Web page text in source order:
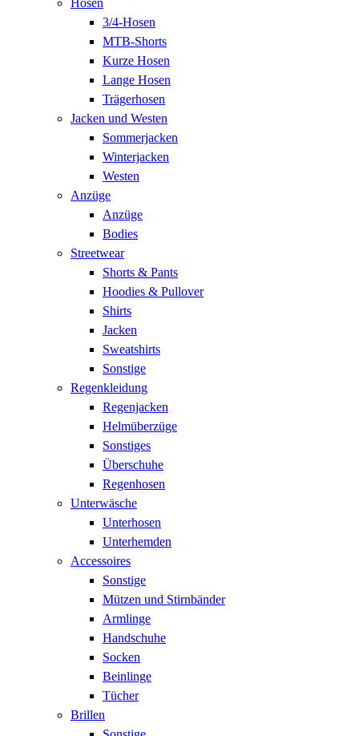
3/4-Hosen
MTB-Shorts
Kurze Hosen
Lange Hosen
Trägerhosen
Jacken und Westen
Sommerjacken
Winterjacken
Westen
Anzüge
Anzüge
Bodies
Streetwear
Shorts & Pants
Hoodies & Pullover
Shirts
Jacken
Sweatshirts
Sonstige
Regenkleidung
Regenjacken
Helmüberzüge
Sonstiges
Überschuhe
Regenhosen
Unterwäsche
Unterhosen
Unterhemden
Accessoires
Sonstige
Mützen und Stirnbänder
Armlinge
Handschuhe
Socken
Beinlinge
Tücher
Brillen